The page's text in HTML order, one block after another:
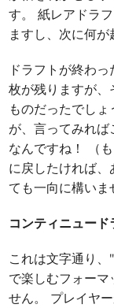
す。 紙レアドラ
ますし、次に何
ドラフトが終わ
枚が残りますが
ものだったでし
が、言ってみれ
なんですね！ （
に戻したければ
ても一向に構いま
コンティニュード
これは文字通り
で楽しむフォー
せん。 プレイヤ